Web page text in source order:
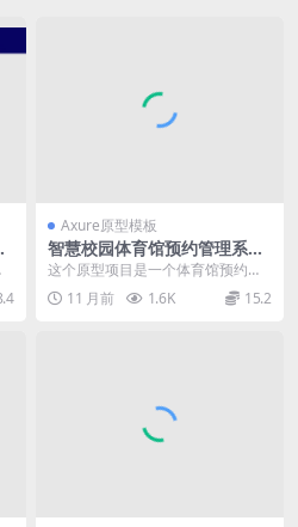
Axure原型模板
智慧校园体育馆预约管理系统
Axure原型模板
这个原型项目是一个体育馆预约系
统，旨在提供一个便捷的在线预约
平台，让用户能够轻松...
11 月前 1.6K 15.2